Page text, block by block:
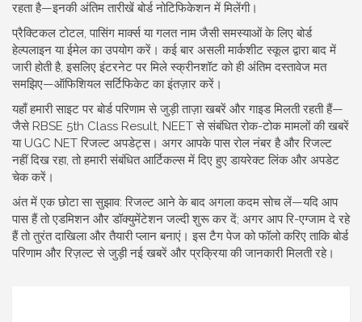
रहता है—इनकी अंतिम तारीखें बोर्ड नोटिफिकेशन में मिलेंगी।
प्रैक्टिकल टोटल, पासिंग मार्क्स या गलत नाम जैसी समस्याओं के लिए बोर्ड
हेल्पलाइन या ईमेल का उपयोग करें। कई बार असली मार्कशीट स्कूल द्वारा बाद में
जारी होती है, इसलिए इंटरनेट पर मिले स्क्रीनशॉट को ही अंतिम दस्तावेज मत
समझिए—ऑफिशियल सर्टिफिकेट का इंतज़ार करें।
यहाँ हमारी साइट पर बोर्ड परिणाम से जुड़ी ताज़ा खबरें और गाइड मिलती रहती हैं—
जैसे RBSE 5th Class Result, NEET से संबंधित रोक-टोक मामलों की खबरें
या UGC NET रिजल्ट अपडेट्स। अगर आपके पास रोल नंबर है और रिजल्ट
नहीं दिख रहा, तो हमारी संबंधित आर्टिकल्स में दिए हुए डायरेक्ट लिंक और अपडेट
चेक करें।
अंत में एक छोटा सा सुझाव: रिजल्ट आने के बाद अगला कदम सोच लें—यदि आप
पास हैं तो एडमिशन और डॉक्युमेंटेशन जल्दी शुरू कर दें; अगर आप रि-एग्जाम दे रहे
हैं तो तुरंत दाखिला और तैयारी प्लान बनाएं। इस टैग पेज को फॉलो करिए ताकि बोर्ड
परिणाम और रिज़ल्ट से जुड़ी नई खबरें और प्रक्रिया की जानकारी मिलती रहे।